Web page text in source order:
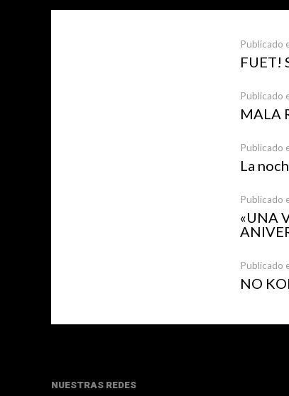
Publicado
FUET!
Publicado
MALA
Publicado
La
Publicado
«UNA
Publicado
NO
NUESTRAS REDES